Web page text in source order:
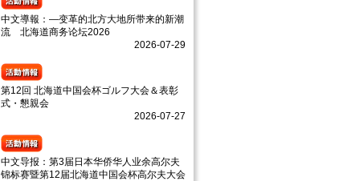
中文導報：—变革的北方大地所带来的新潮
流 北海道商务论坛2026
2026-07-29
第12回 北海道中国会杯ゴルフ大会＆表彰
式・懇親会
2026-07-27
中文导报：第3届日本华侨华人业余高尔夫
锦标赛暨第12届北海道中国会杯高尔夫大会